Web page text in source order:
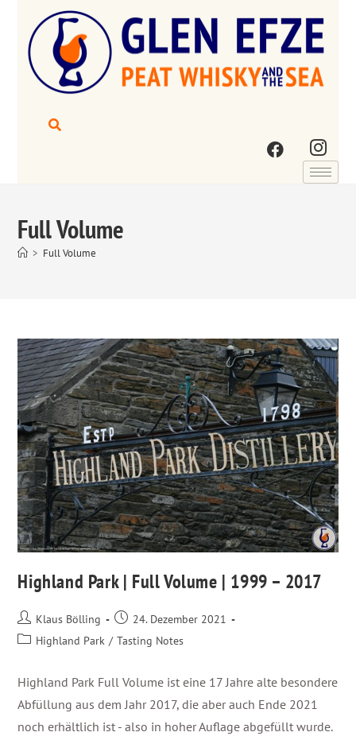
Full Volume
> Full Volume
Highland Park | Full Volume | 1999 – 2017
Klaus Bölling
24. Dezember 2021
Highland Park / Tasting Notes
Highland Park Full Volume ist eine 17 Jahre alte besondere
Abfüllung aus dem Jahr 2017, die aber auch Ende 2021
noch erhältlich ist - also in hoher Auflage abgefüllt wurde.